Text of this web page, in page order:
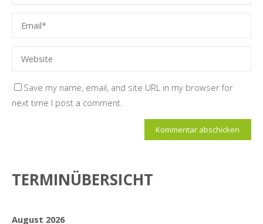
Save my name, email, and site URL in my browser for
next time I post a comment.
TERMINÜBERSICHT
August 2026